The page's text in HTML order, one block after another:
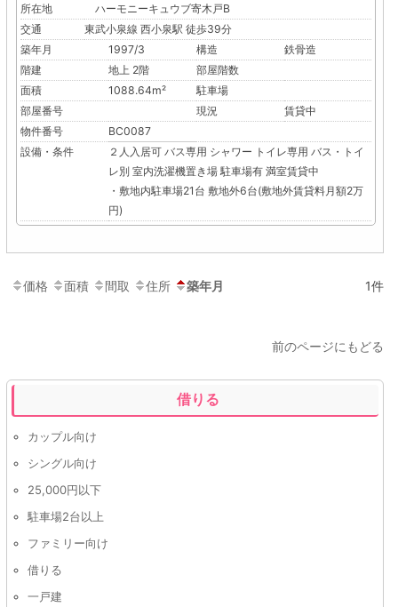
所在地
ハーモニーキュウブ寄木戸B
交通
東武小泉線 西小泉駅 徒歩39分
築年月
1997/3 構造
鉄骨造
階建
地上 2階
部屋階数
面積
1088.64m²
駐車場
部屋番号
現況
賃貸中
物件番号
BC0087
設備・条件
２人入居可 バス専用 シャワー トイレ専用 バス・トイ
レ別 室内洗濯機置き場 駐車場有 満室賃貸中
・敷地内駐車場21台 敷地外6台(敷地外賃貸料月額2万
円)
価格 面積 間取 住所 築年月 1件
前のページにもどる
借りる
カップル向け
シングル向け
25,000円以下
駐車場2台以上
ファミリー向け
借りる
一戸建